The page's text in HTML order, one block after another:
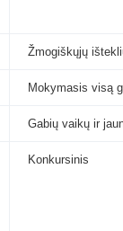
Žmogiškųjų
Mokymasis visą
Gabių vaikų ir
Konkursinis